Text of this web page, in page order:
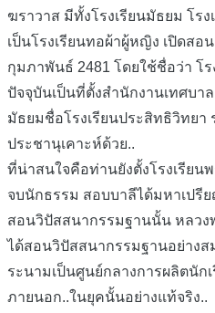
ฆราวาส มีทั้งโรงเรียนมัธยม โร
เป็นโรงเรียนทอผ้าผู้หญิง เปิดสอ
กุมภาพันธ์ 2481 โดยใช้ชื่อว่า โ
ปัจจุบันเป็นที่ตั้งสำนักงานเทศบา
มัธยมชื่อโรงเรียนประสิทธิวิทยา
ประชานุเคาะห์ด้วย..
ที่น่าสนใจคือท่านยังตั้งโรงเรียน
จบนักธรรม สอบบาลีได้มหาเปรี
สอนวิปัสสนากรรมฐานนั้น หลว
ได้สอนวิปัสสนากรรมฐานอย่างส
ระนามเป็นศูนย์กลางการผลิตนัก
ภายนอก..ในยุคนั้นอย่างแท้จริง..